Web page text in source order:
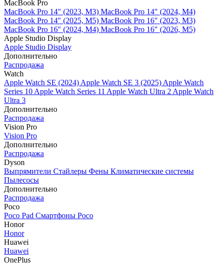
MacBook Pro
MacBook Pro 14" (2023, M3) MacBook Pro 14″ (2024, M4)
MacBook Pro 14″ (2025, M5) MacBook Pro 16" (2023, M3)
MacBook Pro 16″ (2024, M4) MacBook Pro 16" (2026, M5)
Apple Studio Display
Apple Studio Display
Дополнительно
Распродажа
Watch
Apple Watch SE (2024) Apple Watch SE 3 (2025) Apple Watch
Series 10 Apple Watch Series 11 Apple Watch Ultra 2 Apple Watch
Ultra 3
Дополнительно
Распродажа
Vision Pro
Vision Pro
Дополнительно
Распродажа
Dyson
Выпрямители Стайлеры Фены Климатические системы
Пылесосы
Дополнительно
Распродажа
Poco
Poco Pad Смартфоны Poco
Honor
Honor
Huawei
Huawei
OnePlus